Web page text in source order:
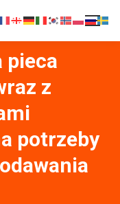
pieca
z
potrzeby